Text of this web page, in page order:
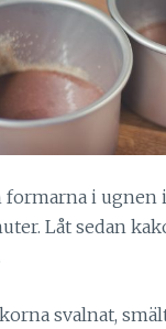
formarna i ugnen
Låt sedan
svalnat,